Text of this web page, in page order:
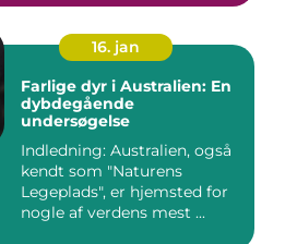
16. jan
Farlige dyr i Australien: En
dybdegående
undersøgelse
Indledning: Australien, også
kendt som "Naturens
Legeplads", er hjemsted for
nogle af verdens mest ...